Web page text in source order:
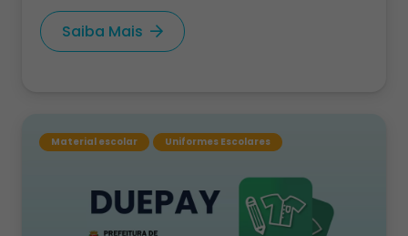
Saiba Mais
Material escolar Uniformes Escolares